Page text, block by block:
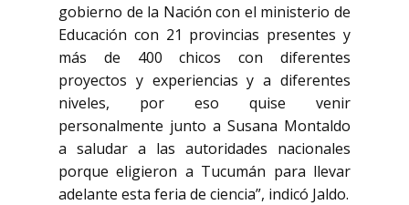
gobierno de la Nación con el ministerio de
Educación con 21 provincias presentes y
más de 400 chicos con diferentes
proyectos y experiencias y a diferentes
niveles, por eso quise venir
personalmente junto a Susana Montaldo
a saludar a las autoridades nacionales
porque eligieron a Tucumán para llevar
adelante esta feria de ciencia”, indicó Jaldo.